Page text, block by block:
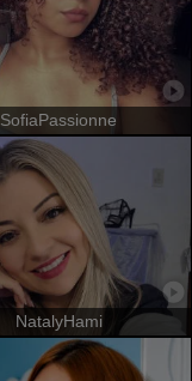
SofiaPassionne
NatalyHami